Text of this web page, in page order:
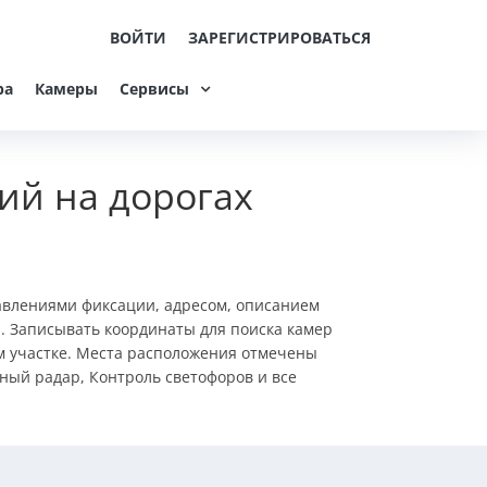
ВОЙТИ ЗАРЕГИСТРИРОВАТЬСЯ
Камеры Сервисы
на дорогах
фиксации, адресом, описанием
координаты для поиска камер
Места расположения отмечены
радар, Контроль светофоров и все